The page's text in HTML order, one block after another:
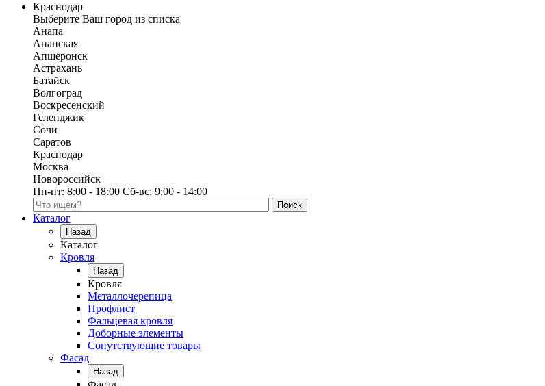
Краснодар
Выберите Ваш город из списка
Анапа
Анапская
Апшеронск
Астрахань
Батайск
Волгоград
Воскресенский
Геленджик
Сочи
Саратов
Краснодар
Москва
Новороссийск
Пн-пт: 8:00 - 18:00 Сб-вс: 9:00 - 14:00
Поиск по каталогу
Каталог
Назад
Каталог
Кровля
Назад
Кровля
Металлочерепица
Профлист
Фальцевая кровля
Доборные элементы
Сопутствующие товары
Фасад
Назад